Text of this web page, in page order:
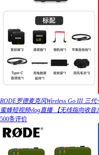
RODE罗德麦克风Wireless Go III 三
蜜蜂短视频vlog直播 【无线指向收
500条评价